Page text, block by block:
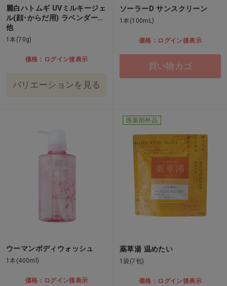
麗白ハトムギ UVミルキージェ
ル(顔･からだ用) ラベンダー…
他
1本(70g)
価格：ログイン後表示
バリエーションを見る
ソーラーD サンスクリーン
1本(100mL)
価格：ログイン後表示
買い物カゴ
ウーマンボディウォッシュ
1本(400ml)
価格：ログイン後表示
医薬部外品
薬草湯 温めたい
1袋(7包)
価格：ログイン後表示